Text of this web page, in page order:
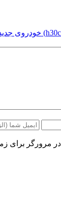
مرورگر برای